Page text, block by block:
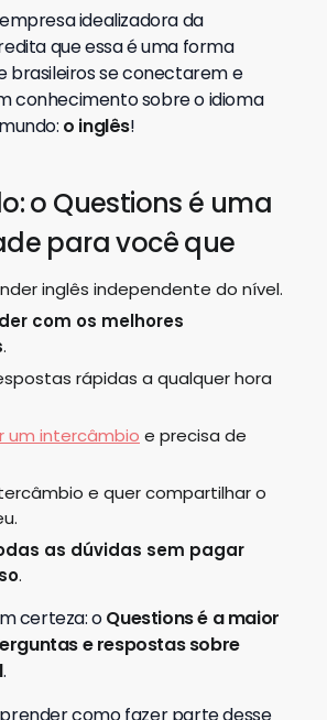
o Questions é uma
para você que
.
rápidas a qualquer hora
um intercâmbioe precisa de
e quer compartilhar o
as dúvidas sem pagar
.
certeza: o
e respostas sobre
.
como fazer parte desse
siga esse